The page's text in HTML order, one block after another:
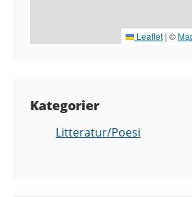
Leaflet | ©
Kategorier
Litteratur/Poesi